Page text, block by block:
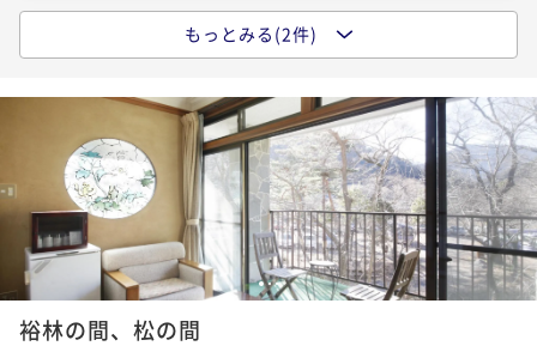
ワーケーションプラン｜テレワーク・役員合宿・福利
現地決済可 事前決済可
IN 13:30 - 17:00 OUT10:30
ポイント即利用で最大5％OFF
¥92,720~
2名 ¥ 88,084 ~
レイトアウトプラン｜朝・夕食・温泉・10種類以上の
アクティビティ付き
もっとみる(2件)
123
裕林の間、松の間